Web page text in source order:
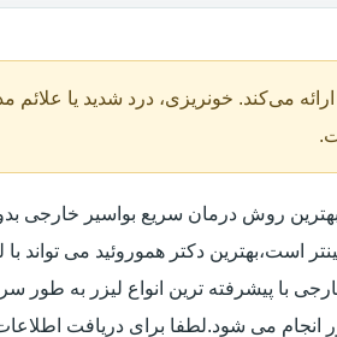
می‌کند. خونریزی، درد شدید یا
بهترین روش درمان سریع بواسیر خارجی
است،بهترین دکتر هموروئید می تواند
با پیشرفته ترین انواع لیزر به طور
می شود.لطفا برای دریافت